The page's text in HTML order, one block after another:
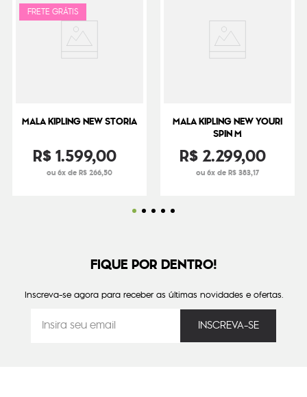
FRETE GRÁTIS
MALA KIPLING NEW STORIA
R$1.599,00
ou 6x de R$ 266,50
MALA KIPLING NEW YOURI
SPIN M
R$2.299,00
ou 6x de R$ 383,17
FIQUE POR DENTRO!
Inscreva-se agora para receber as últimas novidades e ofertas.